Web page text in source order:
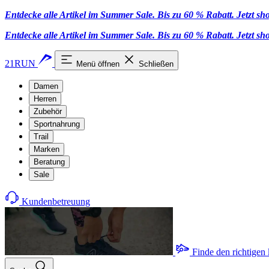
Entdecke alle Artikel im Summer Sale. Bis zu 60 % Rabatt. Jetzt
Entdecke alle Artikel im Summer Sale. Bis zu 60 % Rabatt. Jetzt
21RUN Menü öffnen Schließen
Damen
Herren
Zubehör
Sportnahrung
Trail
Marken
Beratung
Sale
Kundenbetreuung
Finde den richtigen